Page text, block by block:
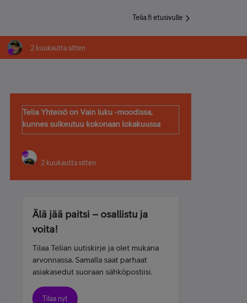
Telia.fi etusivulle
2 kuukautta sitten
Telia Yhteisö on Vain luku -moodissa,
kunnes sulkeutuu kokonaan lokakuussa
2 kuukautta sitten
Älä jää paitsi – osallistu ja
voita!
Tilaa Telian uutiskirje ja olet mukana
arvonnassa. Samalla saat parhaat
asiakasedut suoraan sähköpostiisi.
Tilaa nyt